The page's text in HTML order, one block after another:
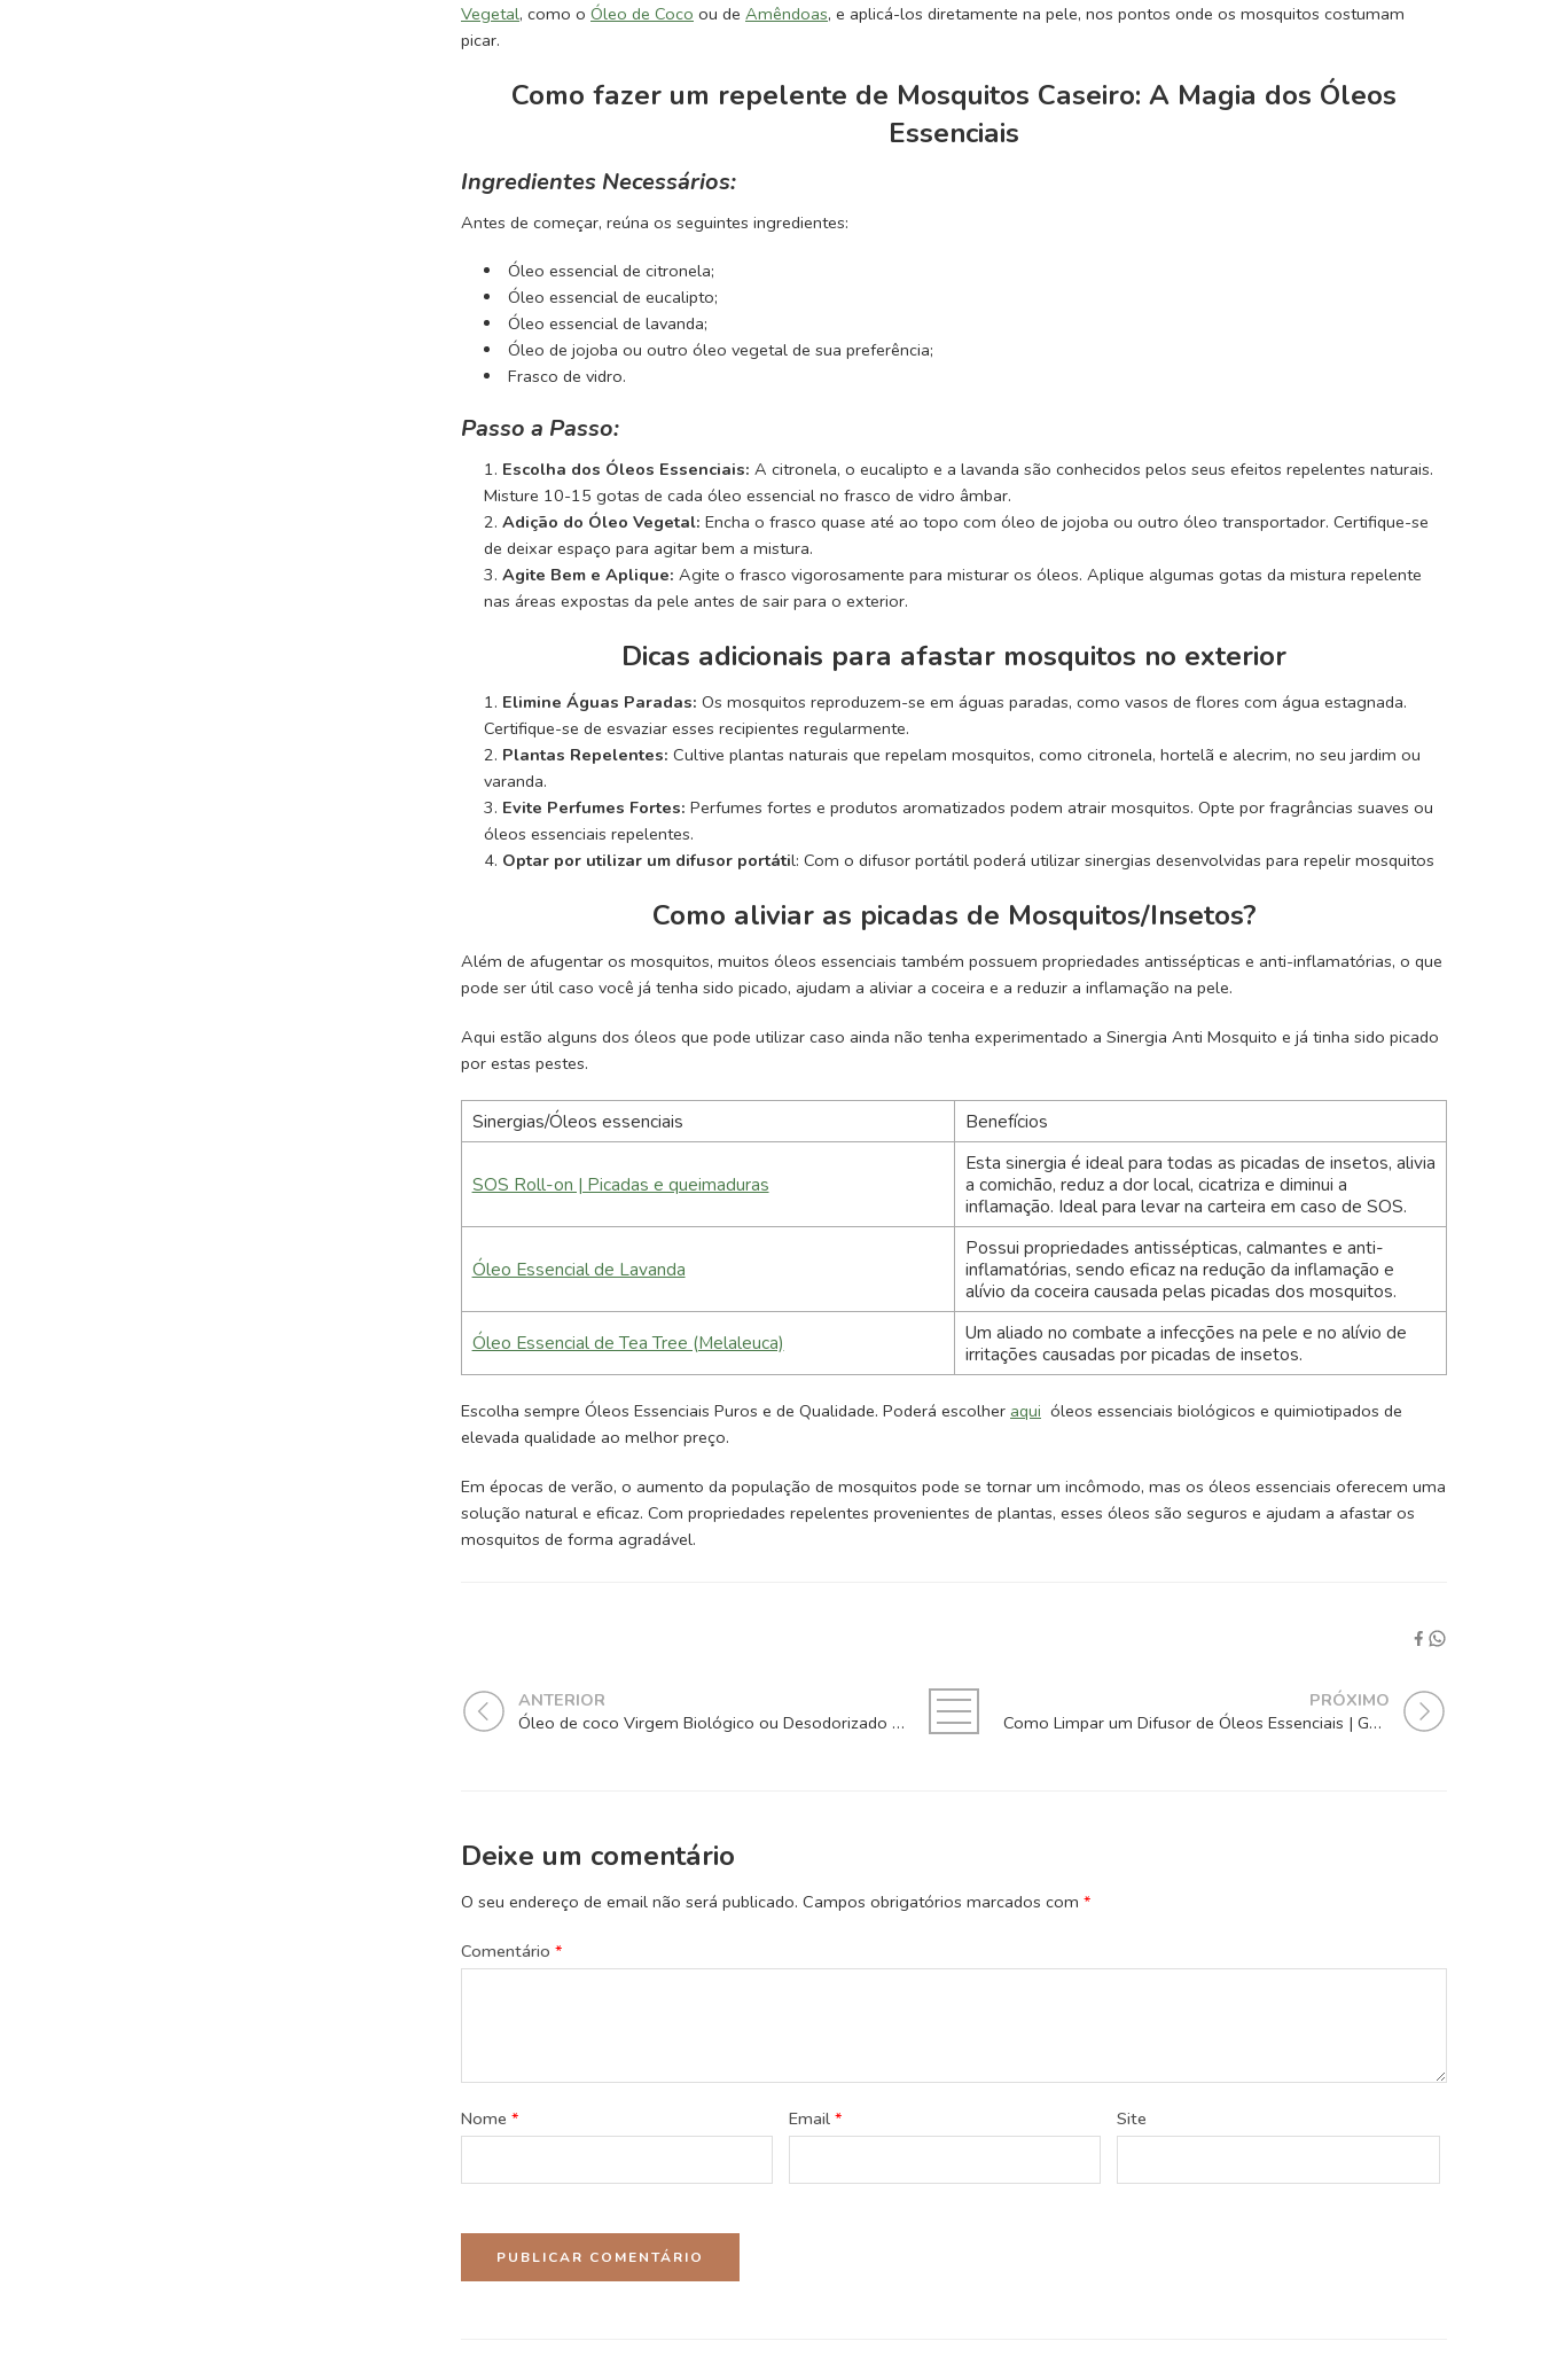
Vegetal, como o Óleo de Coco ou de Amêndoas, e aplicá-los diretamente na pele, nos pontos onde os mosquitos costumam
picar.
Como fazer um repelente de Mosquitos Caseiro: A Magia dos Óleos
Essenciais
Ingredientes Necessários:
Antes de começar, reúna os seguintes ingredientes:
Óleo essencial de citronela;
Óleo essencial de eucalipto;
Óleo essencial de lavanda;
Óleo de jojoba ou outro óleo vegetal de sua preferência;
Frasco de vidro.
Passo a Passo:
Escolha dos Óleos Essenciais: A citronela, o eucalipto e a lavanda são conhecidos pelos seus efeitos repelentes naturais.
Misture 10-15 gotas de cada óleo essencial no frasco de vidro âmbar.
Adição do Óleo Vegetal: Encha o frasco quase até ao topo com óleo de jojoba ou outro óleo transportador. Certifique-se
de deixar espaço para agitar bem a mistura.
Agite Bem e Aplique: Agite o frasco vigorosamente para misturar os óleos. Aplique algumas gotas da mistura repelente
nas áreas expostas da pele antes de sair para o exterior.
Dicas adicionais para afastar mosquitos no exterior
Elimine Águas Paradas: Os mosquitos reproduzem-se em águas paradas, como vasos de flores com água estagnada.
Certifique-se de esvaziar esses recipientes regularmente.
Plantas Repelentes: Cultive plantas naturais que repelam mosquitos, como citronela, hortelã e alecrim, no seu jardim ou
varanda.
Evite Perfumes Fortes: Perfumes fortes e produtos aromatizados podem atrair mosquitos. Opte por fragrâncias suaves ou
óleos essenciais repelentes.
Optar por utilizar um difusor portátil: Com o difusor portátil poderá utilizar sinergias desenvolvidas para repelir mosquitos
Como aliviar as picadas de Mosquitos/Insetos?
Além de afugentar os mosquitos, muitos óleos essenciais também possuem propriedades antissépticas e anti-inflamatórias, o que
pode ser útil caso você já tenha sido picado, ajudam a aliviar a coceira e a reduzir a inflamação na pele.
Aqui estão alguns dos óleos que pode utilizar caso ainda não tenha experimentado a Sinergia Anti Mosquito e já tinha sido picado
por estas pestes.
Sinergias/Óleos essenciais Benefícios
SOS Roll-on | Picadas e queimaduras
Esta sinergia é ideal para todas as picadas de insetos, alivia
a comichão, reduz a dor local, cicatriza e diminui a
inflamação. Ideal para levar na carteira em caso de SOS.
Óleo Essencial de Lavanda
Possui propriedades antissépticas, calmantes e anti-
inflamatórias, sendo eficaz na redução da inflamação e
alívio da coceira causada pelas picadas dos mosquitos.
Óleo Essencial de Tea Tree (Melaleuca)
Um aliado no combate a infecções na pele e no alívio de
irritações causadas por picadas de insetos.
Escolha sempre Óleos Essenciais Puros e de Qualidade. Poderá escolher aqui óleos essenciais biológicos e quimiotipados de
elevada qualidade ao melhor preço.
Em épocas de verão, o aumento da população de mosquitos pode se tornar um incômodo, mas os óleos essenciais oferecem uma
solução natural e eficaz. Com propriedades repelentes provenientes de plantas, esses óleos são seguros e ajudam a afastar os
mosquitos de forma agradável.
ANTERIOR
Óleo de coco Virgem Biológico ou Desodorizado (Sem Cheiro)?
PRÓXIMO
Como Limpar um Difusor de Óleos Essenciais | Guia Completo
Deixe um comentário
O seu endereço de email não será publicado. Campos obrigatórios marcados com *
Comentário *
Nome * Email* Site